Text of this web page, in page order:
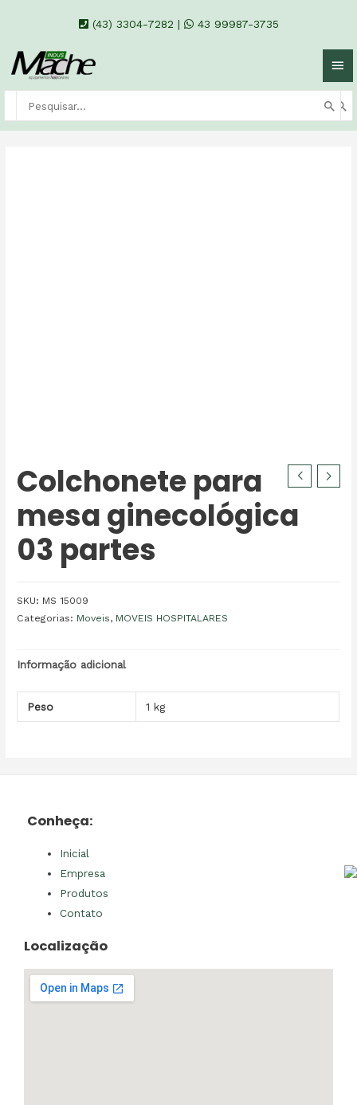
(43) 3304-7282 | 43 99987-3735
Colchonete para
mesa ginecológica
03 partes
SKU: MS 15009
Categorias: Moveis, MOVEIS HOSPITALARES
Informação adicional
Peso 1 kg
Conheça:
Inicial
Empresa
Produtos
Contato
Localização